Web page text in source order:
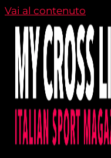
Vai al contenuto